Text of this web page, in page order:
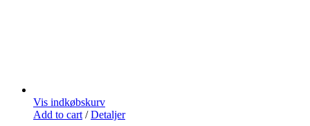
Vis indkøbskurv
Add to cart / Detaljer